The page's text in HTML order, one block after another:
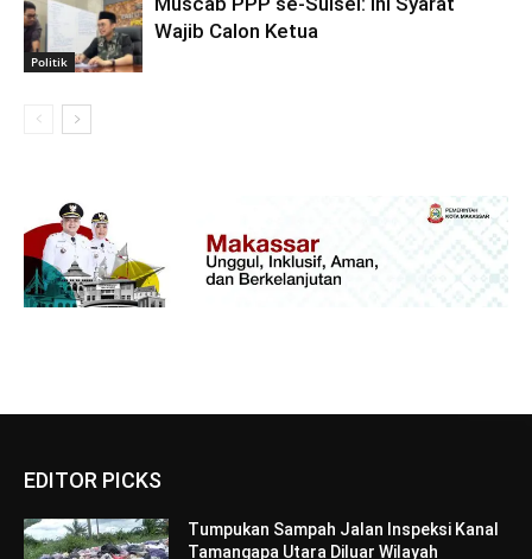
Politik
Wajib Calon Ketua
EDITOR PICKS
Tumpukan Sampah Jalan Inspeksi Kanal
Tamangapa Utara Diluar Wilayah